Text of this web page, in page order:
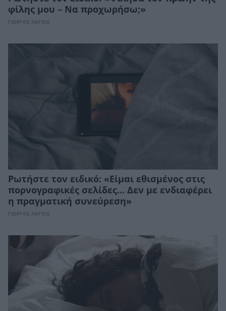
φίλης μου – Να προχωρήσω;»
ΓΙΩΡΓΟΣ ΛΑΓΙΟΣ
Ρωτήστε τον ειδικό: «Είμαι εθισμένος στις
πορνογραφικές σελίδες… Δεν με ενδιαφέρει
η πραγματική συνεύρεση»
ΓΙΩΡΓΟΣ ΛΑΓΙΟΣ